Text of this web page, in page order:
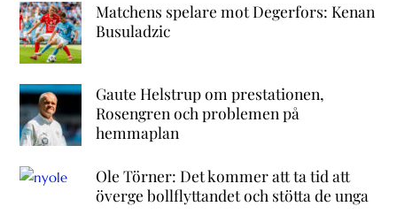
Matchens spelare mot Degerfors: Kenan
Busuladzic
Gaute Helstrup om prestationen,
Rosengren och problemen på
hemmaplan
Ole Törner: Det kommer att ta tid att
överge bollflyttandet och stötta de unga